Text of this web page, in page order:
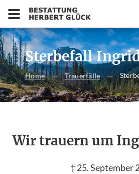
Sterbefall
Home Trauerfälle
Wir trauern um
† 25. September